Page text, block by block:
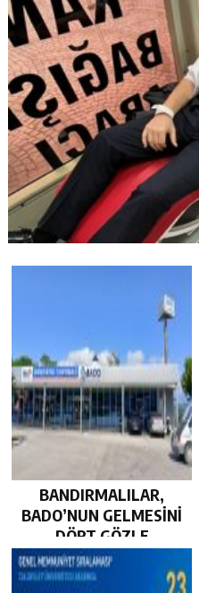
BANDIRMALILAR,
BADO’NUN GELMESİNİ
DÖRT GÖZLE
BEKLİYOR…